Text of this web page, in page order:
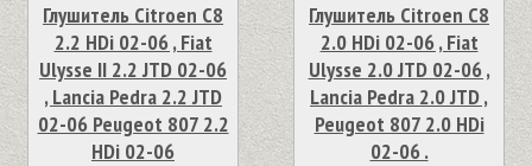
Глушитель Citroen C8
2.2 HDi 02-06 , Fiat
Ulysse II 2.2 JTD 02-06
, Lancia Pedra 2.2 JTD
02-06 Peugeot 807 2.2
HDi 02-06
Глушитель Citroen C8
2.0 HDi 02-06 , Fiat
Ulysse 2.0 JTD 02-06 ,
Lancia Pedra 2.0 JTD ,
Peugeot 807 2.0 HDi
02-06 .